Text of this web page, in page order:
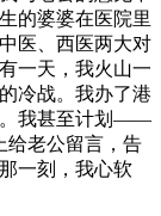
的婆婆在医院里
医、西医两大对
一天，我火山一
冷战。我办了港
。我甚至计划——
给老公留言，告
一刻，我心软